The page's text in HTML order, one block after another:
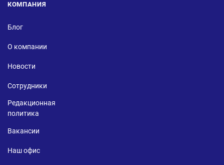
КОМПАНИЯ
Блог
О компании
Новости
Сотрудники
Редакционная
политика
Вакансии
Наш офис